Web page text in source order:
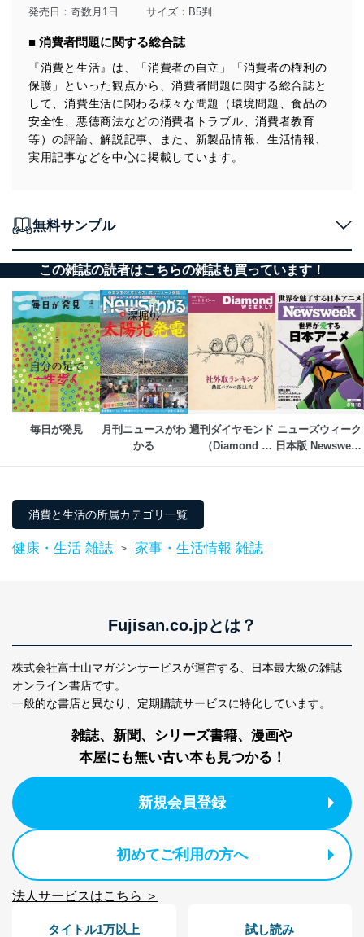
発売日：奇数月1日
サイズ：B5判
■ 消費者問題に関する総合誌
『消費と生活』は、「消費者の自立」「消費者の権利の
保護」といった観点から、消費者問題に関する総合誌と
して、消費生活に関わる様々な問題（環境問題、食品の
安全性、悪徳商法などの消費者トラブル、消費者教育
等）の評論、解説記事、また、新製品情報、生活情報、
実用記事などを中心に掲載しています。
無料サンプル
この雑誌の読者はこちらの雑誌も買っています！
毎日が発見
月刊ニュースがわ
かる
週刊ダイヤモンド
（Diamond
ニューズウィーク
日本版 Newsweek
消費と生活の所属カテゴリ一覧
健康・生活 雑誌 > 家事・生活情報 雑誌
Fujisan.co.jpとは？
株式会社富士山マガジンサービスが運営する、
日本最大級の雑誌
オンライン書店です。
一般的な書店と異なり、 定期購読サービスに特化しています。
雑誌、新聞、シリーズ書籍、漫画や
本屋にも無い古い本も見つかる！
新規会員登録
初めてご利用の方へ
法人サービスはこちら ＞
タイトル1万以上 試し読み